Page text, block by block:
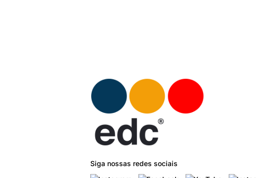
Siga nossas redes sociais